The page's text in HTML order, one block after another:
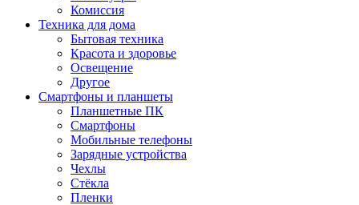
Комиссия
Техника для дома
Бытовая техника
Красота и здоровье
Освещение
Другое
Смартфоны и планшеты
Планшетные ПК
Смартфоны
Мобильные телефоны
Зарядные устройства
Чехлы
Стёкла
Пленки